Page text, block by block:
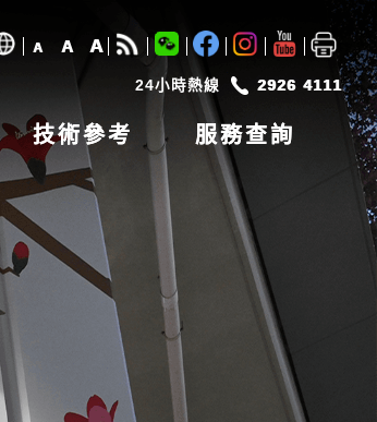
A A A
24小時熱線 2926 4111
技術參考 服務查詢